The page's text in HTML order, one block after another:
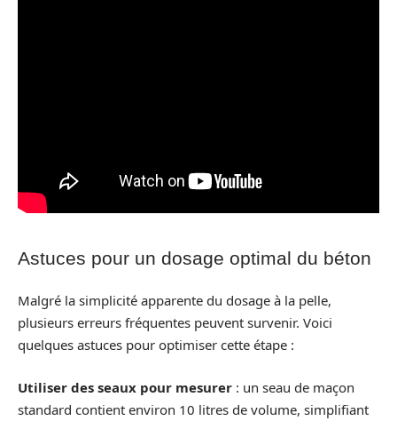
Astuces pour un dosage optimal du béton
Malgré la simplicité apparente du dosage à la pelle,
plusieurs erreurs fréquentes peuvent survenir. Voici
quelques astuces pour optimiser cette étape :
Utiliser des seaux pour mesurer : un seau de maçon
standard contient environ 10 litres de volume, simplifiant